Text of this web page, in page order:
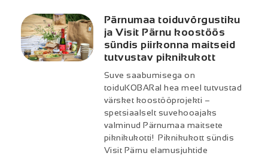
Pärnumaa toiduvõrgustiku
ja Visit Pärnu koostöös
sündis piirkonna maitseid
tutvustav piknikukott
Suve saabumisega on
toiduKOBARal hea meel tutvustad
värsket koostööprojekti –
spetsiaalselt suvehooajaks
valminud Pärnumaa maitsete
piknikukotti! Piknikukott sündis
Visit Pärnu elamusjuhtide